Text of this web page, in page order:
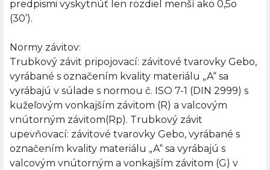
predpismi vyskytnúť len rozdiel menší ako 0,5o
(30’).
Normy závitov:
Trubkový závit pripojovací: závitové tvarovky Gebo,
vyrábané s označením kvality materiálu „A“ sa
vyrábajú v súlade s normou č. ISO 7-1 (DIN 2999) s
kužeľovým vonkajším závitom (R) a valcovým
vnútorným závitom(Rp). Trubkový závit
upevňovací: závitové tvarovky Gebo, vyrábané s
označením kvality materiálu „A“ sa vyrábajú s
valcovým vnútorným a vonkajším závitom (G) v